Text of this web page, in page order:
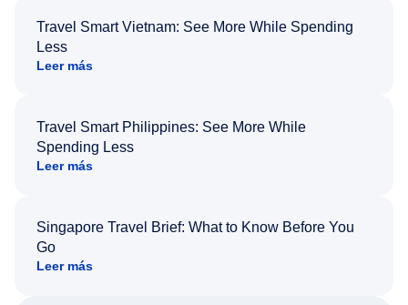
Travel Smart Vietnam: See More While Spending
Less
Leer más
Travel Smart Philippines: See More While
Spending Less
Leer más
Singapore Travel Brief: What to Know Before You
Go
Leer más